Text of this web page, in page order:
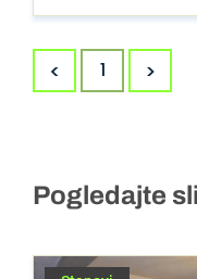
< 1 >
Pogledajte